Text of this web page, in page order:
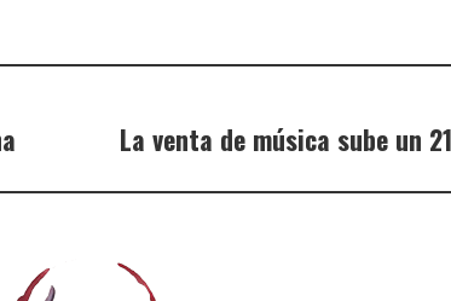
La venta de música sube un